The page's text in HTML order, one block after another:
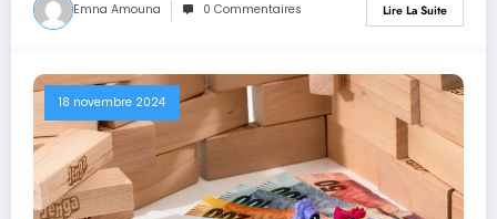
Emna Amouna 0 Commentaires Lire La Suite
18 novembre 2024